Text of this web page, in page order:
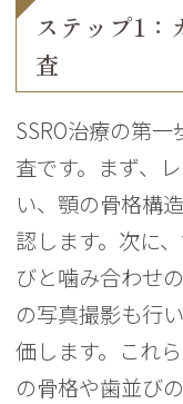
ステップ1：
査
SSRO治療の第
査です。まず、
い、顎の骨格構
認します。次に
びと噛み合わせ
の写真撮影も行
価します。これ
の骨格や歯並び